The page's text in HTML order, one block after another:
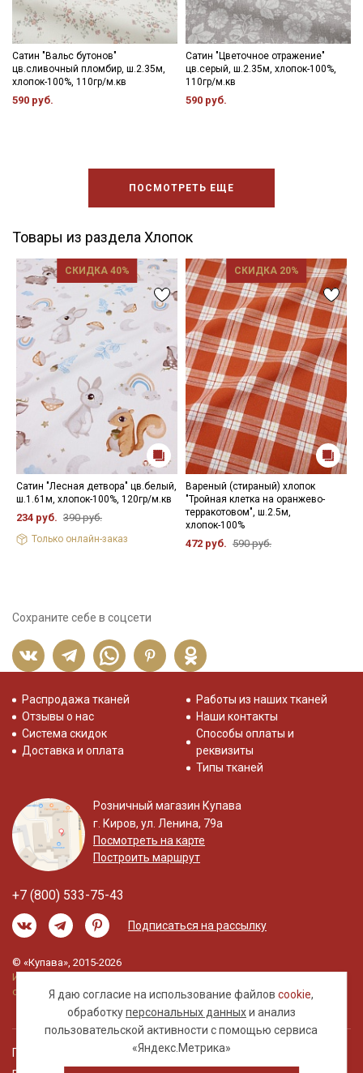
Сатин "Вальс бутонов"
цв.сливочный пломбир, ш.2.35м,
хлопок-100%, 110гр/м.кв
590 руб.
Сатин "Цветочное отражение"
цв.серый, ш.2.35м, хлопок-100%,
110гр/м.кв
590 руб.
ПОСМОТРЕТЬ ЕЩЕ
Товары из раздела Хлопок
СКИДКА 40%
Сатин "Лесная детвора" цв.белый,
ш.1.61м, хлопок-100%, 120гр/м.кв
234 руб. 390 руб.
Только онлайн-заказ
СКИДКА 20%
Вареный (стираный) хлопок
"Тройная клетка на оранжево-
терракотовом", ш.2.5м,
хлопок-100%
472 руб. 590 руб.
Сохраните себе в соцсети
Я даю согласие на использование файловcookie,
обработкуперсональных данныхи анализ
пользовательской активности с помощью сервиса
«Яндекс.Метрика»
Распродажа тканей
Отзывы о нас
Система скидок
Доставка и оплата
Работы из наших тканей
Наши контакты
Способы оплаты и
реквизиты
Типы тканей
Розничный магазин Купава
г. Киров, ул. Ленина, 79а
Посмотреть на карте
Построить маршрут
+7 (800) 533-75-43
Подписаться на рассылку
© «Купава», 2015-2026
Информация на сайте не является публичной
офертой.
Правовая информация